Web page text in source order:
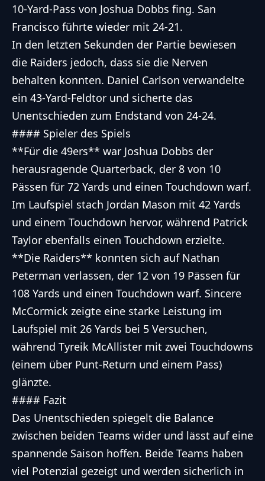
10-Yard-Pass von Joshua Dobbs fing. San
Francisco führte wieder mit 24-21.
In den letzten Sekunden der Partie bewiesen
die Raiders jedoch, dass sie die Nerven
behalten konnten. Daniel Carlson verwandelte
ein 43-Yard-Feldtor und sicherte das
Unentschieden zum Endstand von 24-24.
#### Spieler des Spiels
**Für die 49ers** war Joshua Dobbs der
herausragende Quarterback, der 8 von 10
Pässen für 72 Yards und einen Touchdown warf.
Im Laufspiel stach Jordan Mason mit 42 Yards
und einem Touchdown hervor, während Patrick
Taylor ebenfalls einen Touchdown erzielte.
**Die Raiders** konnten sich auf Nathan
Peterman verlassen, der 12 von 19 Pässen für
108 Yards und einen Touchdown warf. Sincere
McCormick zeigte eine starke Leistung im
Laufspiel mit 26 Yards bei 5 Versuchen,
während Tyreik McAllister mit zwei Touchdowns
(einem über Punt-Return und einem Pass)
glänzte.
#### Fazit
Das Unentschieden spiegelt die Balance
zwischen beiden Teams wider und lässt auf eine
spannende Saison hoffen. Beide Teams haben
viel Potenzial gezeigt und werden sicherlich in